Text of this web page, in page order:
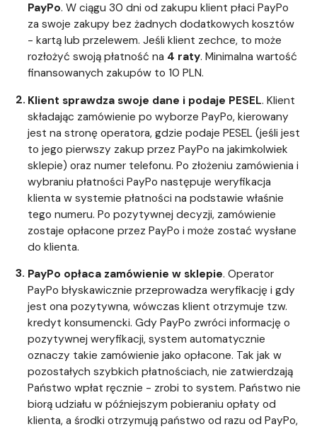
PayPo. W ciągu 30 dni od zakupu klient płaci PayPo
za swoje zakupy bez żadnych dodatkowych kosztów
- kartą lub przelewem. Jeśli klient zechce, to może
rozłożyć swoją płatność na 4 raty. Minimalna wartość
finansowanych zakupów to 10 PLN.
Klient sprawdza swoje dane i podaje PESEL. Klient
składając zamówienie po wyborze PayPo, kierowany
jest na stronę operatora, gdzie podaje PESEL (jeśli jest
to jego pierwszy zakup przez PayPo na jakimkolwiek
sklepie) oraz numer telefonu. Po złożeniu zamówienia i
wybraniu płatności PayPo następuje weryfikacja
klienta w systemie płatności na podstawie właśnie
tego numeru. Po pozytywnej decyzji, zamówienie
zostaje opłacone przez PayPo i może zostać wysłane
do klienta.
PayPo opłaca zamówienie w sklepie. Operator
PayPo błyskawicznie przeprowadza weryfikację i gdy
jest ona pozytywna, wówczas klient otrzymuje tzw.
kredyt konsumencki. Gdy PayPo zwróci informację o
pozytywnej weryfikacji, system automatycznie
oznaczy takie zamówienie jako opłacone. Tak jak w
pozostałych szybkich płatnościach, nie zatwierdzają
Państwo wpłat ręcznie - zrobi to system. Państwo nie
biorą udziału w późniejszym pobieraniu opłaty od
klienta, a środki otrzymują państwo od razu od PayPo,